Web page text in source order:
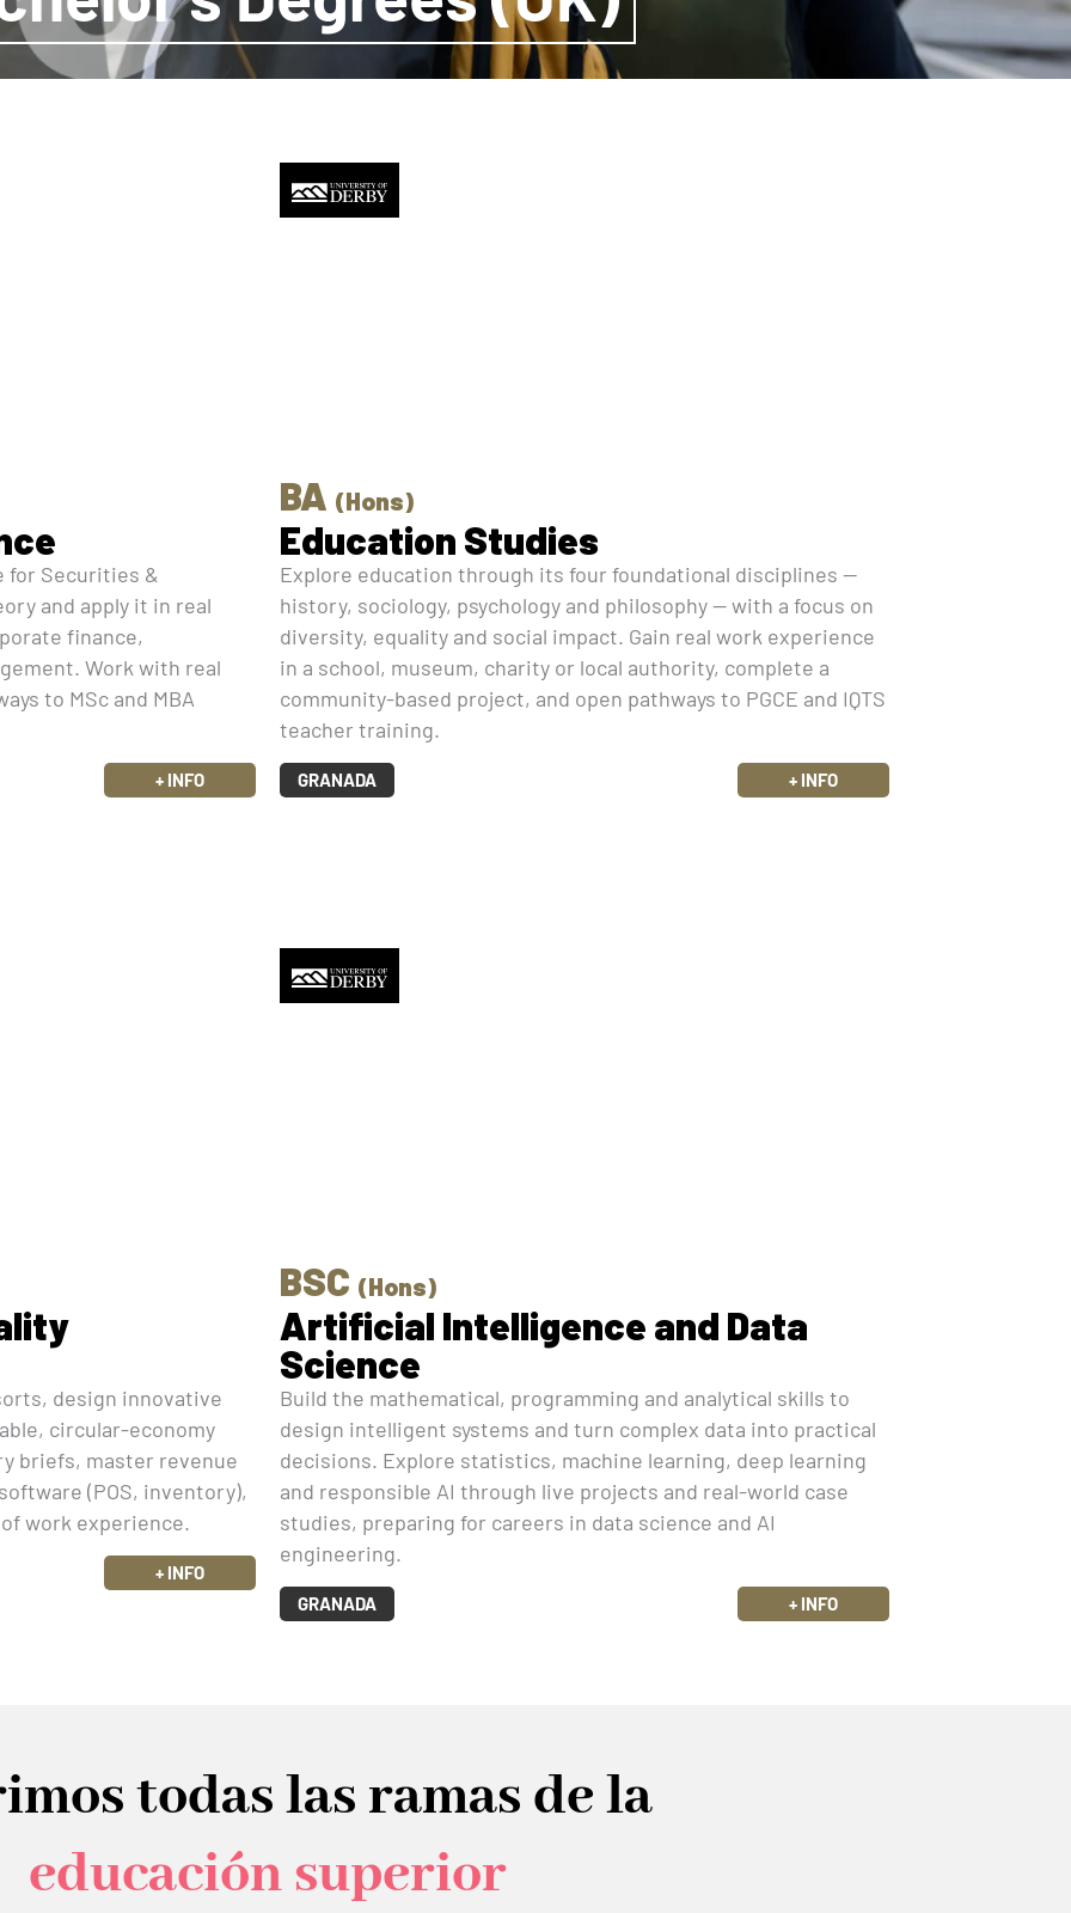
for Securities &
and apply it in real
finance,
Work with real
to MSc and MBA
+ INFO
BA (Hons)
Education Studies
Explore education through its four foundational disciplines —
history, sociology, psychology and philosophy — with a focus on
diversity, equality and social impact. Gain real work experience
in a school, museum, charity or local authority, complete a
community-based project, and open pathways to PGCE and IQTS
teacher training.
GRANADA + INFO
design innovative
circular-economy
briefs, master revenue
(POS, inventory),
work experience.
+ INFO
BSC (Hons)
Artificial Intelligence and Data
Science
Build the mathematical, programming and analytical skills to
design intelligent systems and turn complex data into practical
decisions. Explore statistics, machine learning, deep learning
and responsible AI through live projects and real-world case
studies, preparing for careers in data science and AI
engineering.
GRANADA + INFO
todas las ramas de la
educación superior